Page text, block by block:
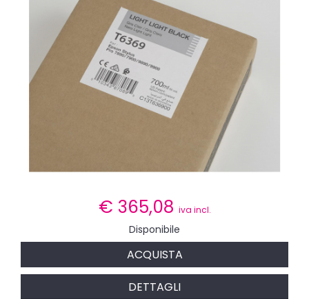
€ 365,08 iva incl.
Disponibile
ACQUISTA
DETTAGLI